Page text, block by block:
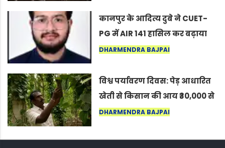
कर सकते हैं”
कानपुर के आदित्य दुबे ने CUET-
PG में AIR 141 हासिल कर बढ़ाया
शहर का मान
DHARMENDRA BAJPAI
विश्व पर्यावरण दिवस: पेड़ आधारित
खेती से किसान की आय ₹30,000 से
बढ़कर ₹3 लाख प्रति एकड़ हुई
DHARMENDRA BAJPAI